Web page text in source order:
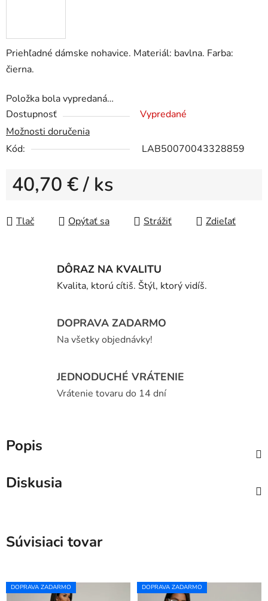
Priehľadné dámske nohavice. Materiál: bavlna. Farba:
čierna.
Položka bola vypredaná…
Dostupnosť
Vypredané
Možnosti doručenia
Kód:
LAB50070043328859
40,70 €/ ks
Tlač
Opýtať sa Strážiť Zdieľať
DÔRAZ NA KVALITU
Kvalita, ktorú cítiš. Štýl, ktorý vidíš.
DOPRAVA ZADARMO
Na všetky objednávky!
JEDNODUCHÉ VRÁTENIE
Vrátenie tovaru do 14 dní
Popis
Diskusia
Súvisiaci tovar
DOPRAVA ZADARMO DOPRAVA ZADARMO